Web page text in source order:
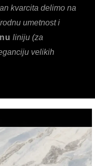
kvarcita delimo na
umetnost i
liniju (za
velikih